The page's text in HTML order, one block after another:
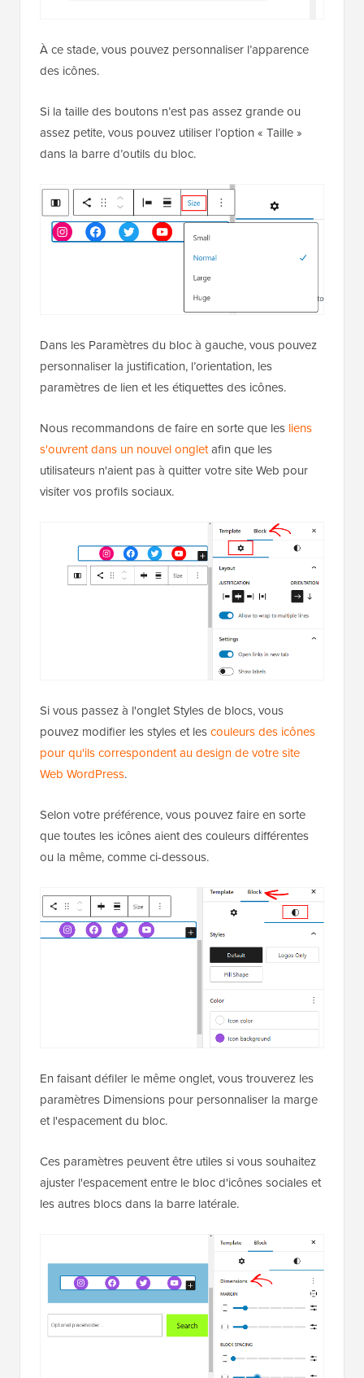
À ce stade, vous pouvez personnaliser l’apparence
des icônes.
Si la taille des boutons n’est pas assez grande ou
assez petite, vous pouvez utiliser l’option « Taille »
dans la barre d’outils du bloc.
Dans les Paramètres du bloc à gauche, vous pouvez
personnaliser la justification, l’orientation, les
paramètres de lien et les étiquettes des icônes.
Nous recommandons de faire en sorte que les liens
s'ouvrent dans un nouvel ongletafin que les
utilisateurs n'aient pas à quitter votre site Web pour
visiter vos profils sociaux.
Si vous passez à l'onglet Styles de blocs, vous
pouvez modifier les styles et lescouleurs des icônes
pour qu'ils correspondent au design de votre site
Web WordPress.
Selon votre préférence, vous pouvez faire en sorte
que toutes les icônes aient des couleurs différentes
ou la même, comme ci-dessous.
En faisant défiler le même onglet, vous trouverez les
paramètres Dimensions pour personnaliser la marge
et l'espacement du bloc.
Ces paramètres peuvent être utiles si vous souhaitez
ajuster l'espacement entre le bloc d'icônes sociales et
les autres blocs dans la barre latérale.